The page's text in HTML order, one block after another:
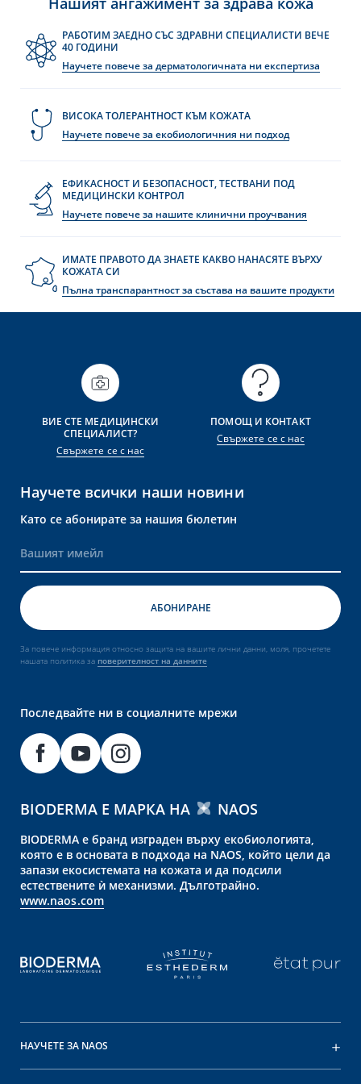
РАБОТИМ ЗАЕДНО СЪС ЗДРАВНИ СПЕЦИАЛИСТИ ВЕЧЕ
40 ГОДИНИ
Научете повече за дерматологичната ни експертиза
ВИСОКА ТОЛЕРАНТНОСТ КЪМ КОЖАТА
Научете повече за екобиологичния ни подход
ЕФИКАСНОСТ И БЕЗОПАСНОСТ, ТЕСТВАНИ ПОД
МЕДИЦИНСКИ КОНТРОЛ
Научете повече за нашите клинични проучвания
ИМАТЕ ПРАВОТО ДА ЗНАЕТЕ КАКВО НАНАСЯТЕ ВЪРХУ
КОЖАТА СИ
Пълна транспарантност за състава на вашите продукти
ВИЕ СТЕ МЕДИЦИНСКИ
СПЕЦИАЛИСТ?
Свържете се с нас
ПОМОЩ И КОНТАКТ
Свържете се с нас
Научете всички наши новини
Като се абонирате за нашия бюлетин
За повече информация относно защита на вашите лични данни, моля, прочетете
нашата политика за поверителност на данните
Последвайте ни в социалните мрежи
BIODERMA Е МАРКА НА NAOS
BIODERMA е бранд изграден върху екобиологията,
която е в основата в подхода на NAOS, който цели да
запази екосистемата на кожата и да подсили
естествените ѝ механизми. Дълготрайно.
www.naos.com
НАУЧЕТЕ ЗА NAOS